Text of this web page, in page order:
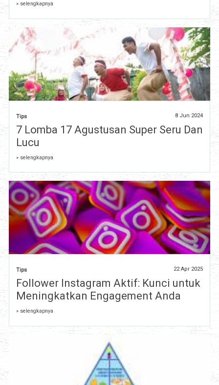
» selengkapnya
Tips 8 Jun 2024
7 Lomba 17 Agustusan Super Seru Dan
Lucu
» selengkapnya
Tips 22 Apr 2025
Follower Instagram Aktif: Kunci untuk
Meningkatkan Engagement Anda
» selengkapnya